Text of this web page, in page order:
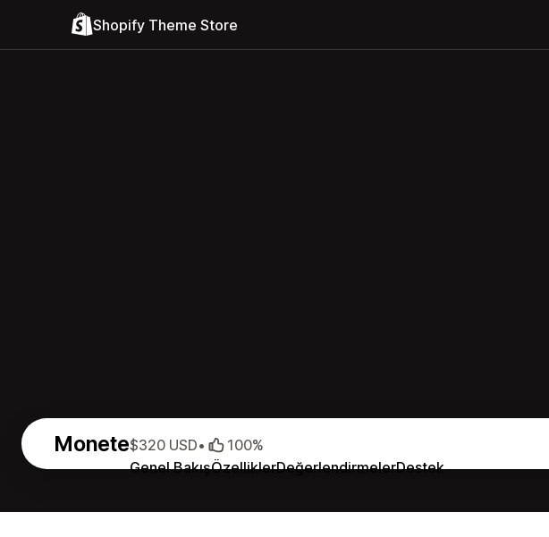
Shopify Theme Store
Monete
Genel BakışÖzelliklerDeğerlendirmelerDestek
$320 USD• 100%